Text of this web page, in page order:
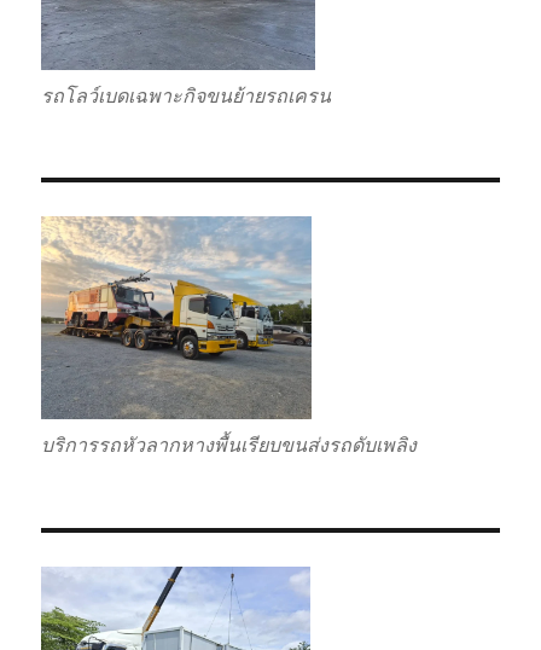
รถโลว์เบดเฉพาะกิจขนย้ายรถเครน
บริการรถหัวลากหางพื้นเรียบขนส่งรถดับเพลิง